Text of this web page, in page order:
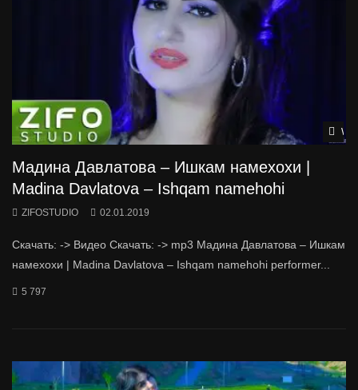
Мадина Давлатова – Ишкам намехохи |
Madina Davlatova – Ishqam namehohi
ZIFOSTUDIO 02.01.2019
Скачать: -> Видео Скачать: -> mp3 Мадина Давлатова – Ишкам
намехохи | Madina Davlatova – Ishqam namehohi performer...
5 797